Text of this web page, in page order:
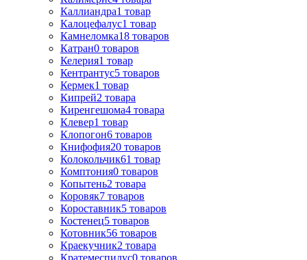
Каллиандра1 товар
Калоцефалус1 товар
Камнеломка18 товаров
Катран0 товаров
Келерия1 товар
Кентрантус5 товаров
Кермек1 товар
Кипрей2 товара
Киренгешома4 товара
Клевер1 товар
Клопогон6 товаров
Книфофия20 товаров
Колокольчик61 товар
Комптония0 товаров
Копытень2 товара
Коровяк7 товаров
Короставник5 товаров
Костенец5 товаров
Котовник56 товаров
Краекучник2 товара
Кратемеспилус0 товаров